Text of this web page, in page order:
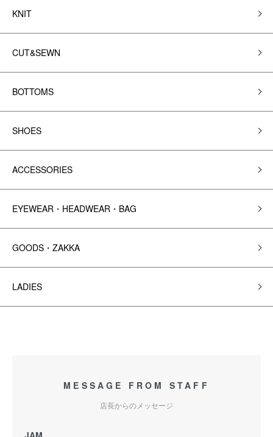
KNIT
CUT&SEWN
BOTTOMS
SHOES
ACCESSORIES
EYEWEAR・HEADWEAR・BAG
GOODS・ZAKKA
LADIES
MESSAGE FROM STAFF
店長からのメッセージ